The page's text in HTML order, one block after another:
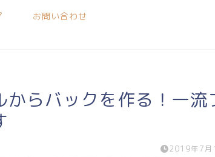
お問い合わせ
らバックを作る！一流
2019年7月